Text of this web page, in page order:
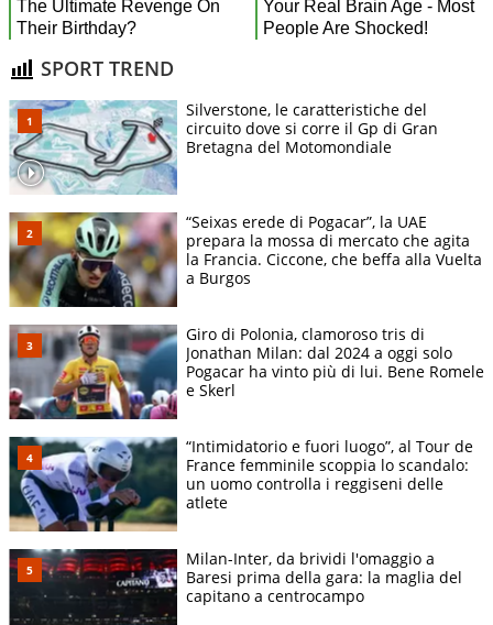
SPORT TREND
Silverstone, le caratteristiche del
circuito dove si corre il Gp di Gran
Bretagna del Motomondiale
“Seixas erede di Pogacar”, la UAE
prepara la mossa di mercato che agita
la Francia. Ciccone, che beffa alla Vuelta
a Burgos
Giro di Polonia, clamoroso tris di
Jonathan Milan: dal 2024 a oggi solo
Pogacar ha vinto più di lui. Bene Romele
e Skerl
“Intimidatorio e fuori luogo”, al Tour de
France femminile scoppia lo scandalo:
un uomo controlla i reggiseni delle
atlete
Milan-Inter, da brividi l'omaggio a
Baresi prima della gara: la maglia del
capitano a centrocampo